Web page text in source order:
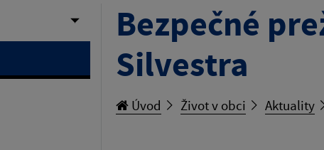
Bezpečné
Silvestra
Úvod Život v obci Aktuality